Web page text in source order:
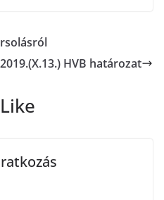
HVB határozat